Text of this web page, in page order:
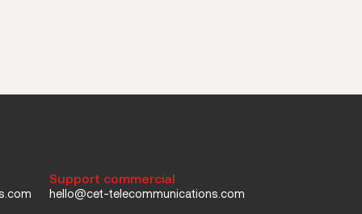
Support commercial
hello@cet-telecommunications.com